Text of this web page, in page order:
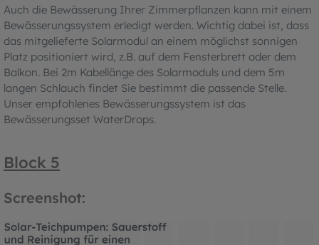
Auch die Bewässerung Ihrer Zimmerpflanzen kann mit einem
Bewässerungssystem erledigt werden. Wichtig dabei ist, dass
das mitgelieferte Solarmodul an einem möglichst sonnigen
Platz positioniert wird, z.B. auf dem Fensterbrett oder dem
Balkon. Bei 2m Kabellänge des Solarmoduls und dem 5m
langen Schlauch findet Sie bestimmt die passende Stelle.
Unser empfohlenes Bewässerungssystem ist das
Bewässerungsset WaterDrops.
Block 5
Screenshot: